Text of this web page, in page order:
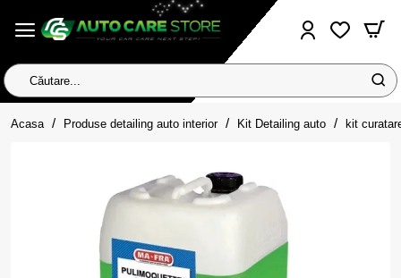
Căutare...
Acasa homeProduse detailing auto interior Kit Detailing auto kit